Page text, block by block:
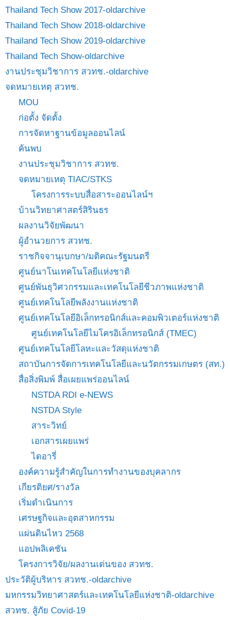
Thailand Tech Show 2017-oldarchive
Thailand Tech Show 2018-oldarchive
Thailand Tech Show 2019-oldarchive
Thailand Tech Show-oldarchive
งานประชุมวิชาการ สวทช.-oldarchive
จดหมายเหตุ สวทช.
MOU
ก่อตั้ง จัดตั้ง
การจัดหาฐานข้อมูลออนไลน์
ค้นพบ
งานประชุมวิชาการ สวทช.
จดหมายเหตุ TIAC/STKS
โครงการระบบสื่อสาระออนไลน์ฯ
บ้านวิทยาศาสตร์สิรินธร
ผลงานวิจัยพัฒนา
ผู้อำนวยการ สวทช.
ราชกิจจานุเบกษา/มติคณะรัฐมนตรี
ศูนย์นาโนเทคโนโลยีแห่งชาติ
ศูนย์พันธุวิศวกรรมและเทคโนโลยีชีวภาพแห่งชาติ
ศูนย์เทคโนโลยีพลังงานแห่งชาติ
ศูนย์เทคโนโลยีอิเล็กทรอนิกส์และคอมพิวเตอร์แห่งชาติ
ศูนย์เทคโนโลยีไมโครอิเล็กทรอนิกส์ (TMEC)
ศูนย์เทคโนโลยีโลหะและวัสดุแห่งชาติ
สถาบันการจัดการเทคโนโลยีและนวัตกรรมเกษตร (สท.)
สื่อสิ่งพิมพ์ สื่อเผยแพร่ออนไลน์
NSTDA RDI e-NEWS
NSTDA Style
สาระวิทย์
เอกสารเผยแพร่
ไดอารี่
องค์ความรู้สำคัญในการทำงานของบุคลากร
เกียรติยศ/รางวัล
เริ่มดำเนินการ
เศรษฐกิจและอุตสาหกรรม
แผ่นดินไหว 2568
แอปพลิเคชัน
โครงการวิจัย/ผลงานเด่นของ สวทช.
ประวัติผู้บริหาร สวทช.-oldarchive
มหกรรมวิทยาศาสตร์และเทคโนโลยีแห่งชาติ-oldarchive
สวทช. สู้ภัย Covid-19